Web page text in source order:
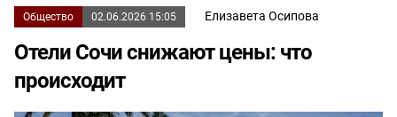
Общество 02.06.2026 15:05 Елизавета Осипова
Отели Сочи снижают цены: что
происходит